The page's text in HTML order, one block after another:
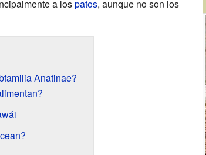
a lospatos, aunque no son los
Anatinae?